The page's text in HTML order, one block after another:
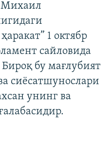
Михаил
1 октябр
сайловида
бу мағлубият
сиёсатшунослари
унинг ва